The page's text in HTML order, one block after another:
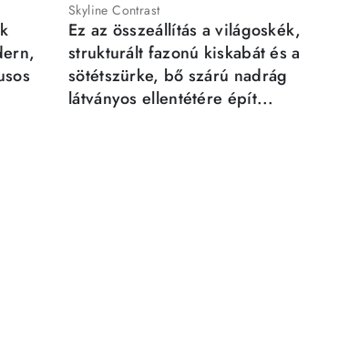
Skyline Contrast
Ez az összeállítás a világoskék,
strukturált fazonú kiskabát és a
sötétszürke, bő szárú nadrág
látványos ellentétére épít...